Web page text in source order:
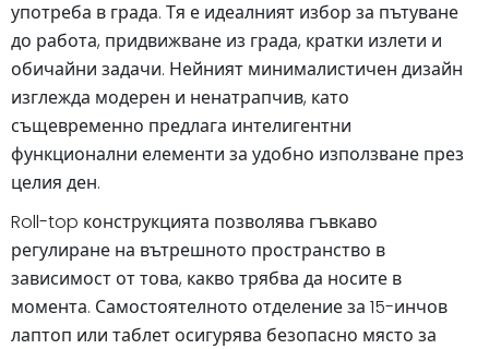
употреба в града. Тя е идеалният избор за пътуване
до работа, придвижване из града, кратки излети и
обичайни задачи. Нейният минималистичен дизайн
изглежда модерен и ненатрапчив, като
същевременно предлага интелигентни
функционални елементи за удобно използване през
целия ден.
Roll-top конструкцията позволява гъвкаво
регулиране на вътрешното пространство в
зависимост от това, какво трябва да носите в
момента. Самостоятелното отделение за 15-инчов
лаптоп или таблет осигурява безопасно място за